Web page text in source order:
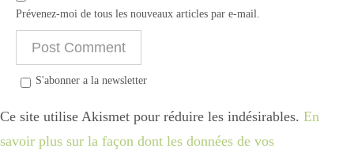
Prévenez-moi de tous les nouveaux articles par e-mail.
S'abonner a la newsletter
Ce site utilise Akismet pour réduire les indésirables. En
savoir plus sur la façon dont les données de vos